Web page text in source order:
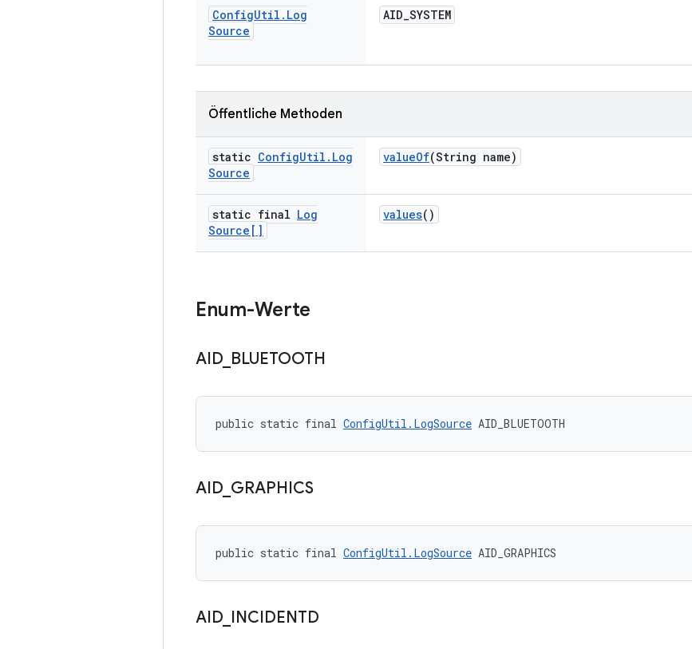
ConfigUtil . Log
Source
AID_SYSTEM
Öffentliche Methoden
static ConfigUtil . Log
Source
valueOf(String name)
static final Log
Source[]
values()
Enum-Werte
AID BLUETOOTH
public static final ConfigUtil.LogSource AID_BLUETOOTH
AID GRAPHICS
public static final ConfigUtil.LogSource AID_GRAPHICS
AID INCIDENTD